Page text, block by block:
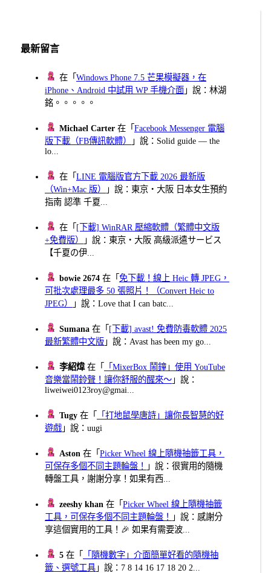
最新留言
在「Windows Phone 7.5 芒果模擬器，在
iPhone、Android 中試用 WP 手機介面 」說：林湖
銘。。。。。
Michael Carter 在「Facebook Messenger 電腦
版下載（FB傳訊軟體）
」說：Solid guide — the
lo...
在「LINE 電腦版官方下載 2026 最新版
（Win+Mac 版）
」說：東京・大阪 日本女生預約
指南 認準 千夏...
在「 [下載] WinRAR 壓縮軟體（繁體中文版
+免費版）
」說：東京・大阪 高級派遣サービス
【千夏の伊...
bowie 2674 在「免下載！線上 Heic 轉 JPEG，
可批次處理最多 50 張照片！（Convert Heic to
JPEG）
」說：Love that I can batc...
Sumana 在「 [下載] avast! 免費防毒軟體 2025
最新繁體中文版 」說：Avast has been my go...
李紹煒在「
「MixerBox 鬧鐘」使用 YouTube
音樂當鬧鈴聲！讓你舒服的醒來～ 」說：
liweiwei0123roy@gmai...
Tugy 在「
「打地鼠學唐詩」讓你長智慧的好
遊戲 」說：uugi
Aston 在「Picker Wheel 線上隨機抽籤工具，
可保存多個不同主題輪盤！
」說：很實用的隨機
轉盤工具，謝謝分享！如果有西...
zeeshy khan 在「Picker Wheel 線上隨機抽籤
工具，可保存多個不同主題輪盤！
」說：感謝分
享這個實用的工具！🎉 如果有需要波...
5 在「
「隨機數字」介面簡單好看的隨機抽
籤、選號工具 」說：7 8 14 16 17 18 20 2...